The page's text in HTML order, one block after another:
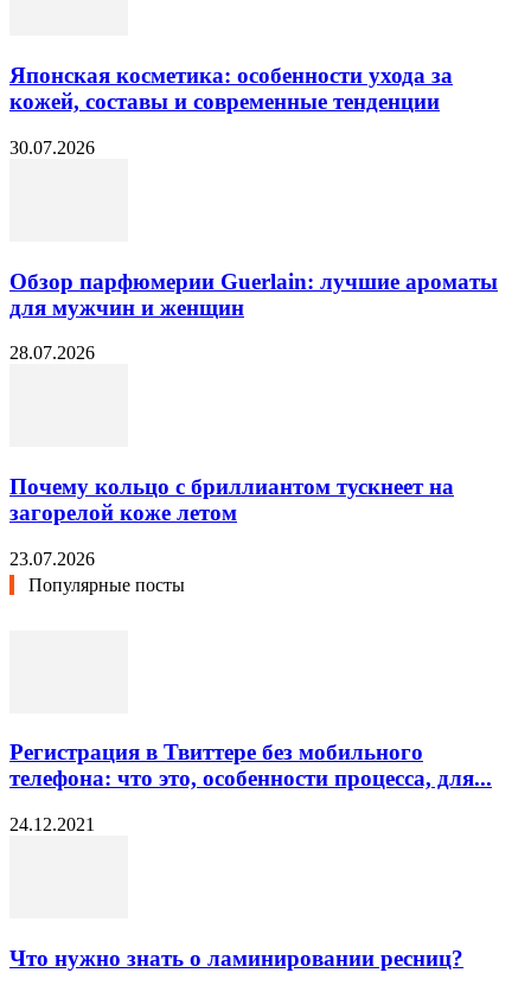
Японская косметика: особенности ухода за
кожей, составы и современные тенденции
30.07.2026
Обзор парфюмерии Guerlain: лучшие ароматы
для мужчин и женщин
28.07.2026
Почему кольцо с бриллиантом тускнеет на
загорелой коже летом
23.07.2026
Популярные посты
Регистрация в Твиттере без мобильного
телефона: что это, особенности процесса, для...
24.12.2021
Что нужно знать о ламинировании ресниц?